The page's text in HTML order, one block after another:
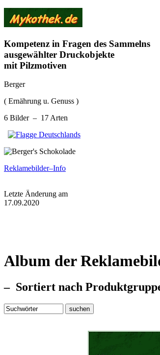
Kompetenz in Fragen des Sammelns
ausgewählter Druckobjekte
mit Pilzmotiven
Berger
( Ernährung u. Genuss )
6 Bilder – 17 Arten
Reklamebilder–Info
Letzte Änderung am
17.09.2020
Album der
– Sortiert nach